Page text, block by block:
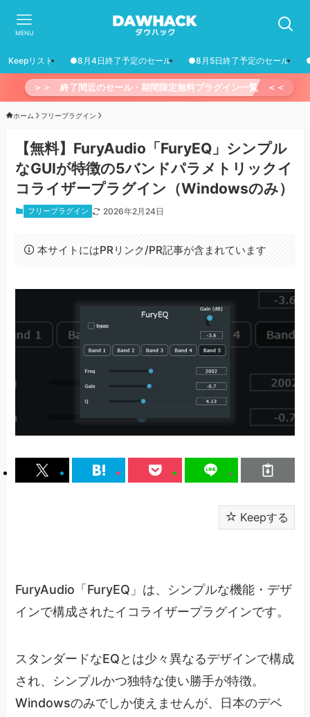
MENU
Keepリスト ●8月4日終了予定のセール ●8月5日終了予定のセール
＞＞ 終了間近のセール・期間限定無料プラグイン一覧 ＜＜
ホーム フリープラグイン
【無料】FuryAudio「FuryEQ」シンプル
なGUIが特徴の5バンドパラメトリックイ
コライザープラグイン（Windowsのみ）
フリープラグイン 2026年2月24日
本サイトにはPRリンク/PR記事が含まれています
Keepする
FuryAudio「FuryEQ」は、シンプルな機能・デザ
インで構成されたイコライザープラグインです。
スタンダードなEQとは少々異なるデザインで構成
され、シンプルかつ独特な使い勝手が特徴。
Windowsのみでしか使えませんが、日本のデベ